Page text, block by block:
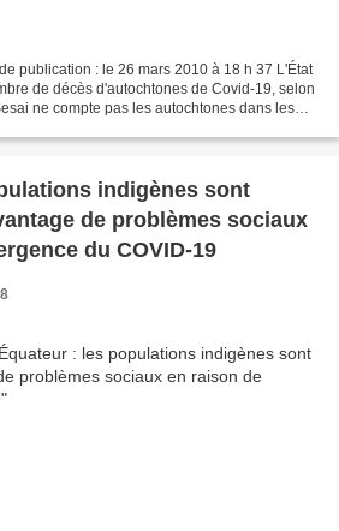
publication : le 26 mars 2010 à 18 h 37 L'État
de décès d'autochtones de Covid-19, selon
ne compte pas les autochtones dans les
indigènes sont
de problèmes sociaux
du COVID-19